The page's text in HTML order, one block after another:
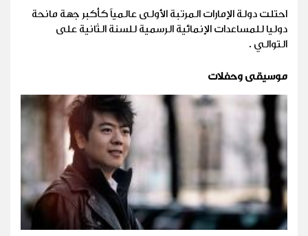
احتلت دولة الإمارات المرتبة الأولى عالمياً كأكبر جهة مانحة
دوليا للمساعدات الإنمائية الرسمية للسنة الثانية على
التوالي .
موسيقى وحفلات